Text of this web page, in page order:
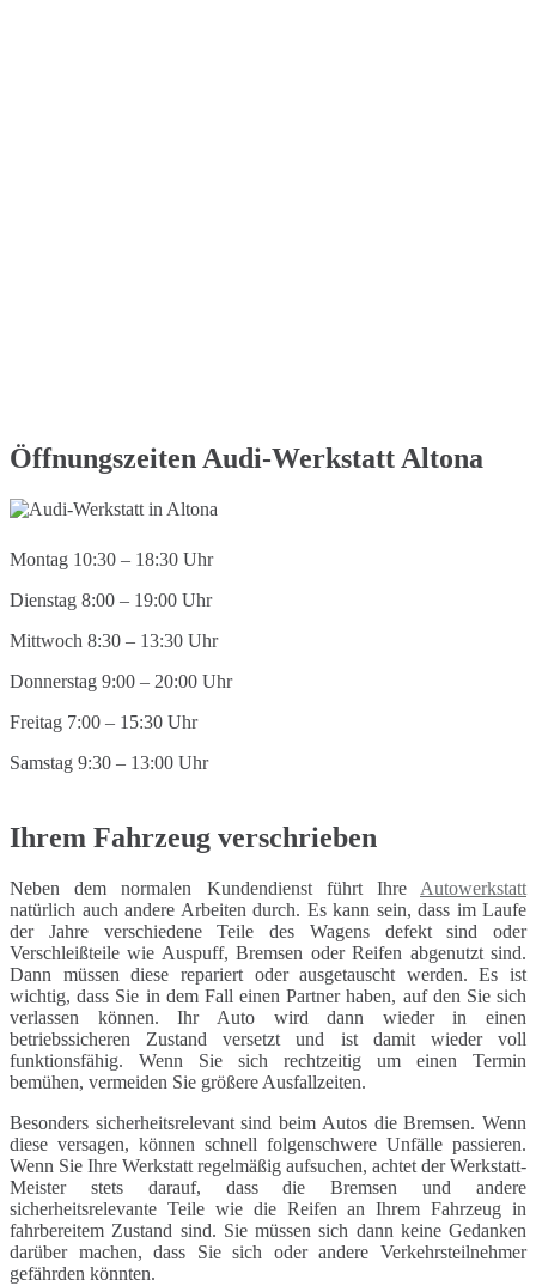
Öffnungszeiten Audi-Werkstatt Altona
Montag 10:30 – 18:30 Uhr
Dienstag 8:00 – 19:00 Uhr
Mittwoch 8:30 – 13:30 Uhr
Donnerstag 9:00 – 20:00 Uhr
Freitag 7:00 – 15:30 Uhr
Samstag 9:30 – 13:00 Uhr
Ihrem Fahrzeug verschrieben
Neben dem normalen Kundendienst führt Ihre Autowerkstatt
natürlich auch andere Arbeiten durch. Es kann sein, dass im Laufe
der Jahre verschiedene Teile des Wagens defekt sind oder
Verschleißteile wie Auspuff, Bremsen oder Reifen abgenutzt sind.
Dann müssen diese repariert oder ausgetauscht werden. Es ist
wichtig, dass Sie in dem Fall einen Partner haben, auf den Sie sich
verlassen können. Ihr Auto wird dann wieder in einen
betriebssicheren Zustand versetzt und ist damit wieder voll
funktionsfähig. Wenn Sie sich rechtzeitig um einen Termin
bemühen, vermeiden Sie größere Ausfallzeiten.
Besonders sicherheitsrelevant sind beim Autos die Bremsen. Wenn
diese versagen, können schnell folgenschwere Unfälle passieren.
Wenn Sie Ihre Werkstatt regelmäßig aufsuchen, achtet der Werkstatt-
Meister stets darauf, dass die Bremsen und andere
sicherheitsrelevante Teile wie die Reifen an Ihrem Fahrzeug in
fahrbereitem Zustand sind. Sie müssen sich dann keine Gedanken
darüber machen, dass Sie sich oder andere Verkehrsteilnehmer
gefährden könnten.